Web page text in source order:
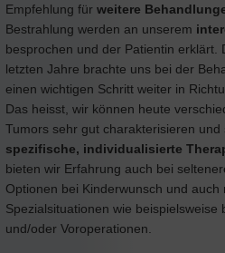
Empfehlung für weitere
Bestrahlung werden an unserem
besprochen und der Patientin erklärt.
letzten Jahre brachte uns bei der
einen wichtigen Schritt weiter in
Das heisst, wir können heute
Tumors sehr gut charakterisieren
spezifische, individualisierte
bieten wir Erfahrung auch bei
Optionen bei Kinderwunsch und auch
Spezialsituationen wie beispielsweise
und/oder Voroperationen.